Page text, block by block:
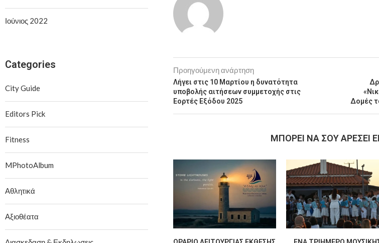
Προηγούμενη ανάρτηση
Λήγει στις 10 Μαρτίου η δυνατότητα
υποβολής αιτήσεων συμμετοχής στις
Εορτές Εξόδου 2025
Δομές
MΠΟΡΕΊ ΝΑ ΣΟΥ ΑΡΈΣΕΙ
Ιούνιος 2022
Categories
City Guide
Editors Pick
Fitness
MPhotoAlbum
Αθλητικά
Αξιοθέατα